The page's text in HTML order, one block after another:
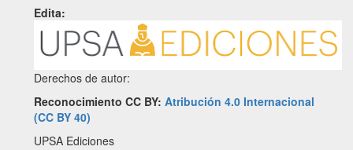
Edita:
Derechos de autor:
Reconocimiento CC BY: Atribución 4.0 Internacional
(CC BY 40)
UPSA Ediciones